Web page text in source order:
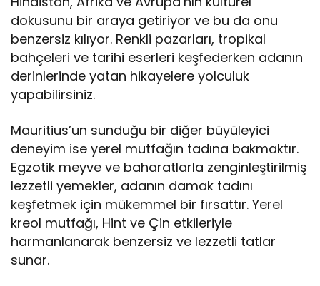
dokusunu bir araya getiriyor ve bu da onu
benzersiz kılıyor. Renkli pazarları, tropikal
bahçeleri ve tarihi eserleri keşfederken adanın
derinlerinde yatan hikayelere yolculuk
yapabilirsiniz.
Mauritius’un sunduğu bir diğer büyüleyici
deneyim ise yerel mutfağın tadına bakmaktır.
Egzotik meyve ve baharatlarla zenginleştirilmiş
lezzetli yemekler, adanın damak tadını
keşfetmek için mükemmel bir fırsattır. Yerel
kreol mutfağı, Hint ve Çin etkileriyle
harmanlanarak benzersiz ve lezzetli tatlar
sunar.